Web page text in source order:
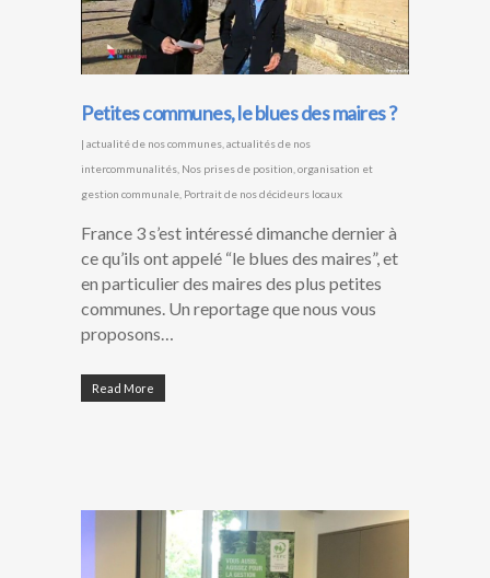
Petites communes, le blues des maires ?
| actualité de nos communes actualités de nos
intercommunalités Nos prises de position organisation et
gestion communale Portrait de nos décideurs locaux
France 3 s’est intéressé dimanche dernier à
ce qu’ils ont appelé “le blues des maires”, et
en particulier des maires des plus petites
communes. Un reportage que nous vous
proposons…
Read More